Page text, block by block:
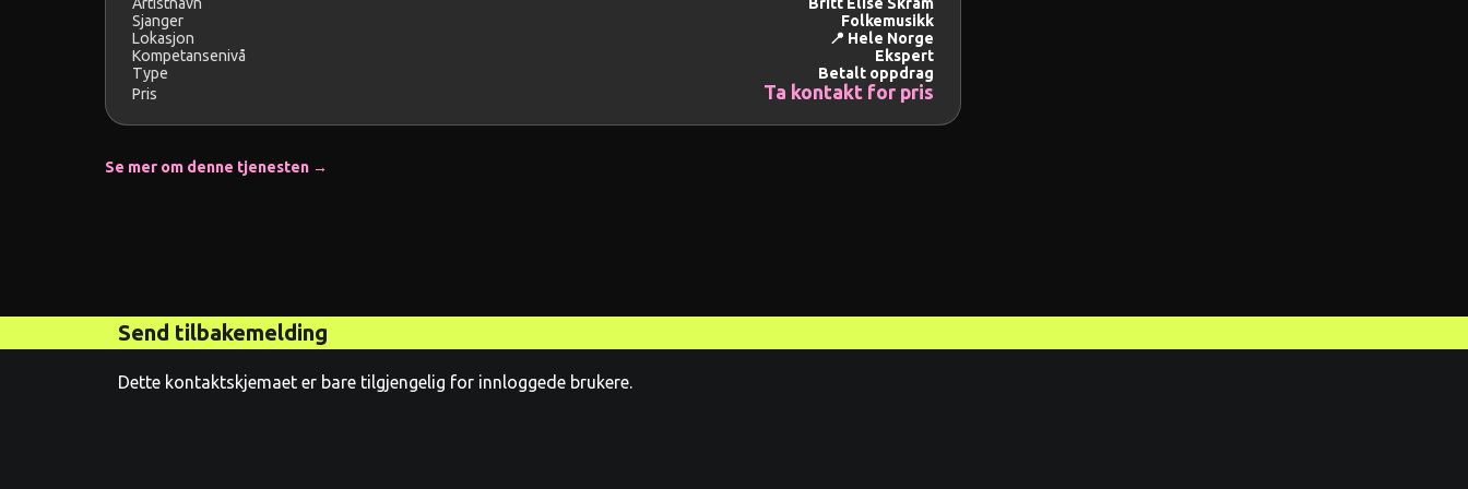
Sjanger
Folkemusikk
Lokasjon
📍 Hele Norge
Kompetansenivå
Ekspert
Type
Betalt oppdrag
Pris
Ta kontakt for pris
Se mer om denne tjenesten →
Send tilbakemelding
Dette kontaktskjemaet er bare tilgjengelig for innloggede brukere.